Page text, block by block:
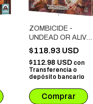
ZOMBICIDE -
UNDEAD OR ALIVE
GEARS & GUNS
$118.93 USD
$112.98 USD con
Transferencia o
depósito bancario